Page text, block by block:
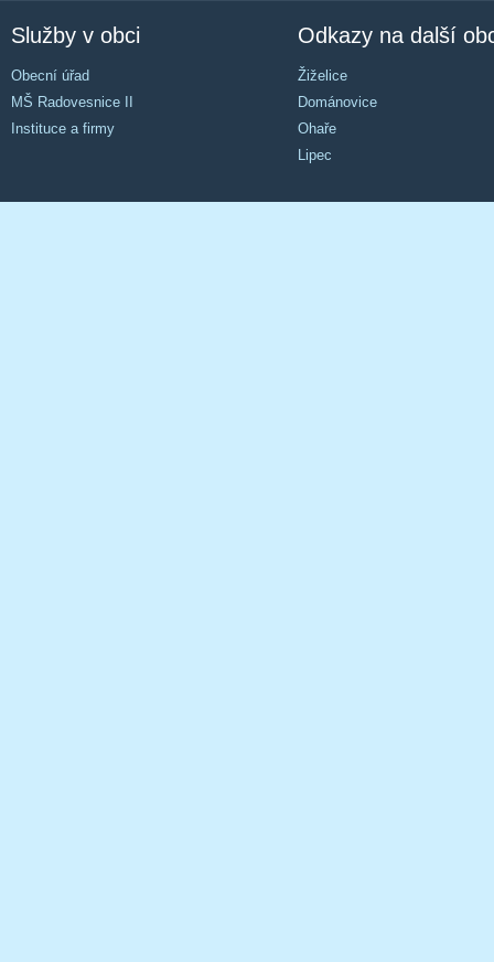
Služby v obci
Obecní úřad
MŠ Radovesnice II
Instituce a firmy
Odkazy na další
Žiželice
Dománovice
Ohaře
Lipec